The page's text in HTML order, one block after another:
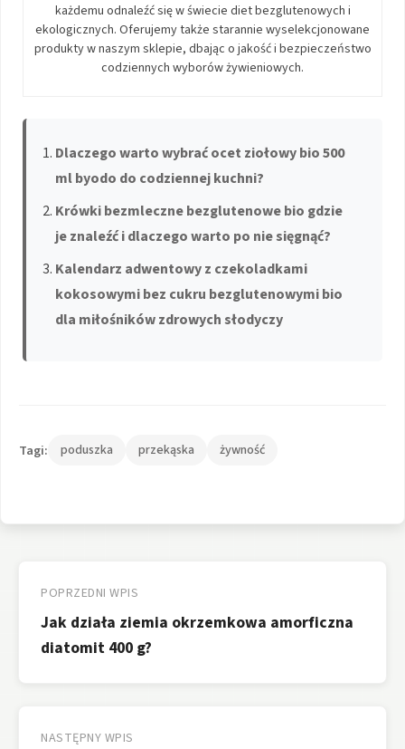
każdemu odnaleźć się w świecie diet bezglutenowych i
ekologicznych. Oferujemy także starannie wyselekcjonowane
produkty w naszym sklepie, dbając o jakość i bezpieczeństwo
codziennych wyborów żywieniowych.
Dlaczego warto wybrać ocet ziołowy bio 500
ml byodo do codziennej kuchni?
Krówki bezmleczne bezglutenowe bio gdzie
je znaleźć i dlaczego warto po nie sięgnąć?
Kalendarz adwentowy z czekoladkami
kokosowymi bez cukru bezglutenowymi bio
dla miłośników zdrowych słodyczy
Tagi: poduszka przekąska żywność
wpisu
POPRZEDNI WPIS
Jak działa ziemia okrzemkowa amorficzna
diatomit 400 g?
NASTĘPNY WPIS